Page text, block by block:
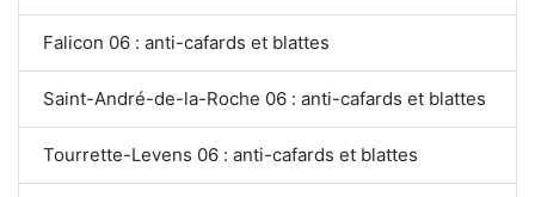
Falicon 06 : anti-cafards et blattes
Saint-André-de-la-Roche 06 : anti-cafards et blattes
Tourrette-Levens 06 : anti-cafards et blattes